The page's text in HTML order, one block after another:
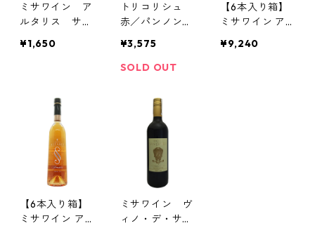
ミサワイン ア
ルタリス サー
num Altaris J.S
¥1,650
トリコリシュ
赤／パンノンハ
ンガリー）
¥3,575
SOLD OUT
【6本入り箱】
ミサワイン ア
※送料無料／Vi
¥9,240
【6本入り箱】
ミサワイン ア
ミサワイン ヴ
ィノ・デ・サン